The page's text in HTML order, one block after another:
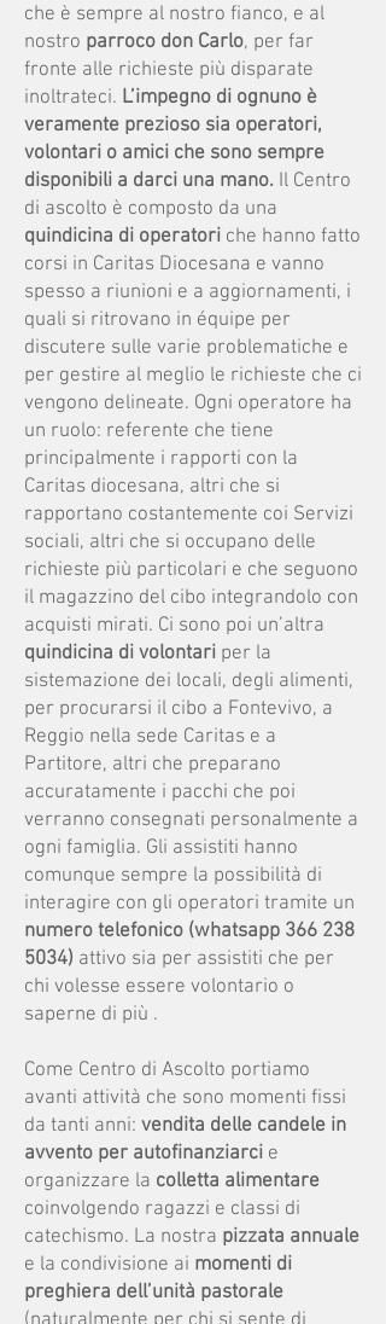
che è sempre al nostro fianco, e al
nostro parroco don Carlo, per far
fronte alle richieste più disparate
inoltrateci. L’impegno di ognuno è
veramente prezioso sia operatori,
volontari o amici che sono sempre
disponibili a darci una mano. Il Centro
di ascolto è composto da una
quindicina di operatori che hanno fatto
corsi in Caritas Diocesana e vanno
spesso a riunioni e a aggiornamenti, i
quali si ritrovano in équipe per
discutere sulle varie problematiche e
per gestire al meglio le richieste che ci
vengono delineate. Ogni operatore ha
un ruolo: referente che tiene
principalmente i rapporti con la
Caritas diocesana, altri che si
rapportano costantemente coi Servizi
sociali, altri che si occupano delle
richieste più particolari e che seguono
il magazzino del cibo integrandolo con
acquisti mirati. Ci sono poi un’altra
quindicina di volontari per la
sistemazione dei locali, degli alimenti,
per procurarsi il cibo a Fontevivo, a
Reggio nella sede Caritas e a
Partitore, altri che preparano
accuratamente i pacchi che poi
verranno consegnati personalmente a
ogni famiglia. Gli assistiti hanno
comunque sempre la possibilità di
interagire con gli operatori tramite un
numero telefonico (whatsapp 366 238
5034) attivo sia per assistiti che per
chi volesse essere volontario o
saperne di più .
Come Centro di Ascolto portiamo
avanti attività che sono momenti fissi
da tanti anni: vendita delle candele in
avvento per autofinanziarci e
organizzare la colletta alimentare
coinvolgendo ragazzi e classi di
catechismo. La nostra pizzata annuale
e la condivisione ai momenti di
preghiera dell’unità pastorale